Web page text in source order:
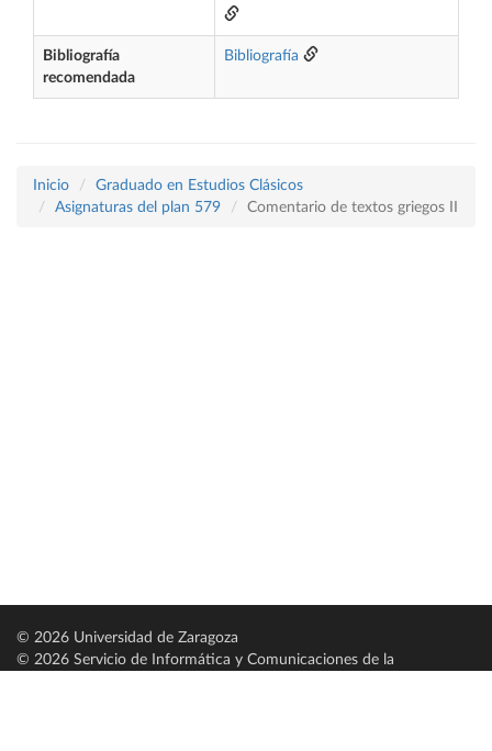
Bibliografía
recomendada
Bibliografía
Inicio
Graduado en Estudios Clásicos
Asignaturas del plan 579
Comentario de textos griegos II
© 2026 Universidad de Zaragoza
© 2026 Servicio de Informática y Comunicaciones de la